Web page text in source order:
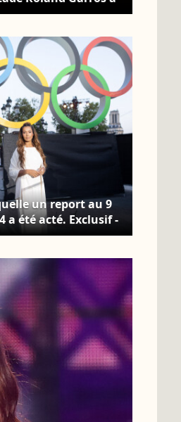
/ Bestimage
un report au 9
a été acté. Exclusif -
- Backstage -
le concert
un an les
parvis de l'Hôtel de
diffusée le 25
2 à 21h10. Le 3
Tiziano Da Silva-
Clovis / Bestimage